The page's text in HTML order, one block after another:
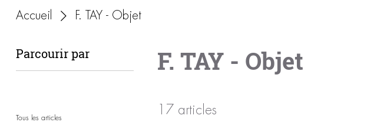
Accueil F. TAY - Objet
Parcourir par
Tous les articles
F. TAY - Objet
17 articles